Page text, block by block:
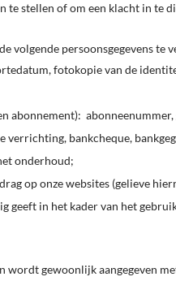
te stellen of om een klacht in te
volgende persoonsgegevens te
fotokopie van de
abonnement): abonneenummer,
bankcheque,
onderhoud;
op onze websites (gelieve
in het kader van het
gewoonlijk aangegeven